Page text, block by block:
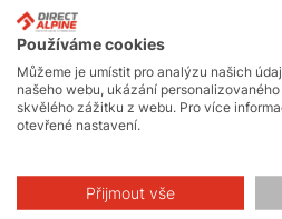
Příjemný materiál –
regular střih.
Barva materiálu vychází z
již nedobarvuje.
snižuje spotřeba vody a
přírodu.
Používáme cookies
Můžeme je umístit pro analýzu našich
našeho webu, ukázání
skvělého zážitku z webu. Pro více
otevřené nastavení.
Přijmout vše